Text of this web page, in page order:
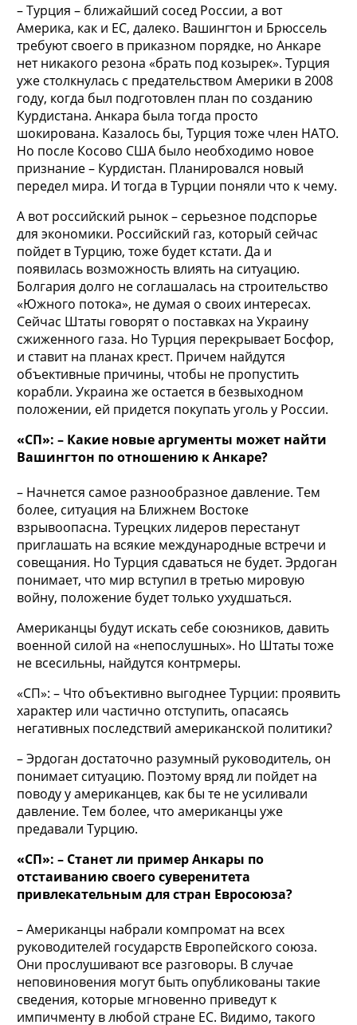
– Турция – ближайший сосед России, а вот
Америка, как и ЕС, далеко. Вашингтон и Брюссель
требуют своего в приказном порядке, но Анкаре
нет никакого резона «брать под козырек». Турция
уже столкнулась с предательством Америки в 2008
году, когда был подготовлен план по созданию
Курдистана. Анкара была тогда просто
шокирована. Казалось бы, Турция тоже член НАТО.
Но после Косово США было необходимо новое
признание – Курдистан. Планировался новый
передел мира. И тогда в Турции поняли что к чему.
А вот российский рынок – серьезное подспорье
для экономики. Российский газ, который сейчас
пойдет в Турцию, тоже будет кстати. Да и
появилась возможность влиять на ситуацию.
Болгария долго не соглашалась на строительство
«Южного потока», не думая о своих интересах.
Сейчас Штаты говорят о поставках на Украину
сжиженного газа. Но Турция перекрывает Босфор,
и ставит на планах крест. Причем найдутся
объективные причины, чтобы не пропустить
корабли. Украина же остается в безвыходном
положении, ей придется покупать уголь у России.
«СП»: – Какие новые аргументы может найти
Вашингтон по отношению к Анкаре?
– Начнется самое разнообразное давление. Тем
более, ситуация на Ближнем Востоке
взрывоопасна. Турецких лидеров перестанут
приглашать на всякие международные встречи и
совещания. Но Турция сдаваться не будет. Эрдоган
понимает, что мир вступил в третью мировую
войну, положение будет только ухудшаться.
Американцы будут искать себе союзников, давить
военной силой на «непослушных». Но Штаты тоже
не всесильны, найдутся контрмеры.
«СП»: – Что объективно выгоднее Турции: проявить
характер или частично отступить, опасаясь
негативных последствий американской политики?
– Эрдоган достаточно разумный руководитель, он
понимает ситуацию. Поэтому вряд ли пойдет на
поводу у американцев, как бы те не усиливали
давление. Тем более, что американцы уже
предавали Турцию.
«СП»: – Станет ли пример Анкары по
отстаиванию своего суверенитета
привлекательным для стран Евросоюза?
– Американцы набрали компромат на всех
руководителей государств Европейского союза.
Они прослушивают все разговоры. В случае
неповиновения могут быть опубликованы такие
сведения, которые мгновенно приведут к
импичменту в любой стране ЕС. Видимо, такого